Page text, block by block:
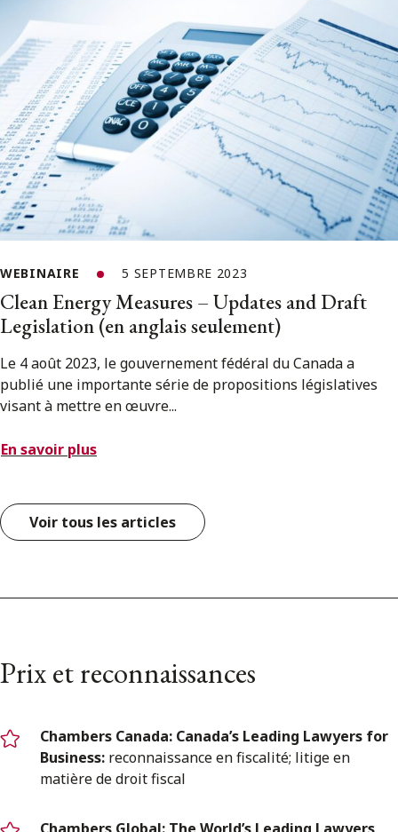
WEBINAIRE 5 SEPTEMBRE 2023
Clean Energy Measures – Updates and Draft
Legislation (en anglais seulement)
Le 4 août 2023, le gouvernement fédéral du Canada a
publié une importante série de propositions législatives
visant à mettre en œuvre...
En savoir plus
Voir tous les articles
Prix et reconnaissances
Chambers Canada: Canada’s Leading Lawyers for
Business: reconnaissance en fiscalité; litige en
matière de droit fiscal